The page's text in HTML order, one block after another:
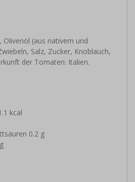
(aus nativem und
Salz, Zucker, Knoblauch,
der Tomaten: Italien.
kcal
0.2 g